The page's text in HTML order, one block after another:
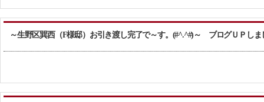
～生野区巽西（F様邸）お引き渡し完了で～す。(#^.^#)～ ブログＵＰしま